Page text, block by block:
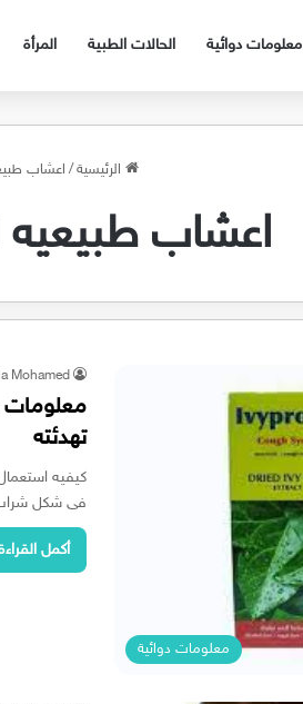
معلومات دوائية الحالات الطبية المرأة
الرئيسية / اعشاب
اعشاب طبيعيه
معلومات دوائية
Mohamed
تهدئته
فى شكل
أكمل